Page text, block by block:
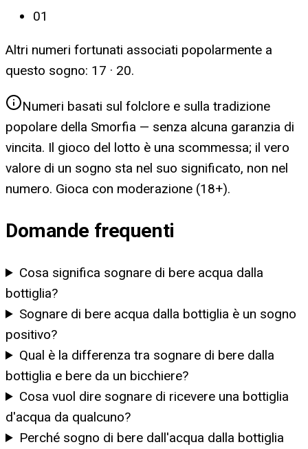
01
Altri numeri fortunati associati popolarmente a
questo sogno: 17 · 20.
Numeri basati sul folclore e sulla tradizione
popolare della Smorfia — senza alcuna garanzia di
vincita. Il gioco del lotto è una scommessa; il vero
valore di un sogno sta nel suo significato, non nel
numero. Gioca con moderazione (18+).
Domande frequenti
Cosa significa sognare di bere acqua dalla
bottiglia?
Sognare di bere acqua dalla bottiglia è un sogno
positivo?
Qual è la differenza tra sognare di bere dalla
bottiglia e bere da un bicchiere?
Cosa vuol dire sognare di ricevere una bottiglia
d'acqua da qualcuno?
Perché sogno di bere dall'acqua dalla bottiglia